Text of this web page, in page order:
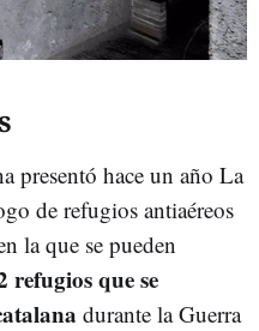
presentó hace un año La
de refugios antiaéreos
la que se pueden
refugios que se
durante la Guerra